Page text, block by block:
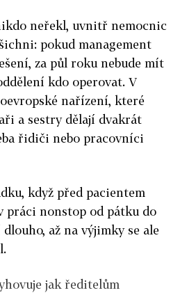
neřekl, uvnitř nemocnic
pokud management
za půl roku nebude mít
kdo operovat. V
nařízení, které
a sestry dělají dvakrát
řidiči nebo pracovníci
když před pacientem
práci nonstop od pátku do
až na výjimky se ale
jak ředitelům